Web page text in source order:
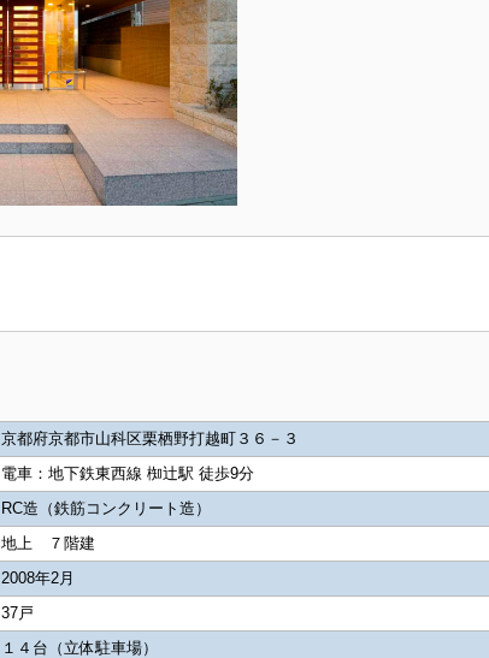
京都府京都市山科区栗栖野打越町３６－３
電車：地下鉄東西線 椥辻駅 徒歩9分
RC造（鉄筋コンクリート造）
地上 ７階建
2008年2月
37戸
１４台（立体駐車場）